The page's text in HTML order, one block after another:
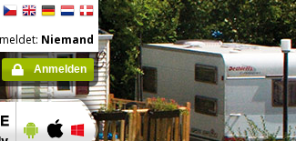
Niemand
Anmelden